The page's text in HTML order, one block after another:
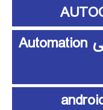
آموزش اتوماسیون صنعتی Automation